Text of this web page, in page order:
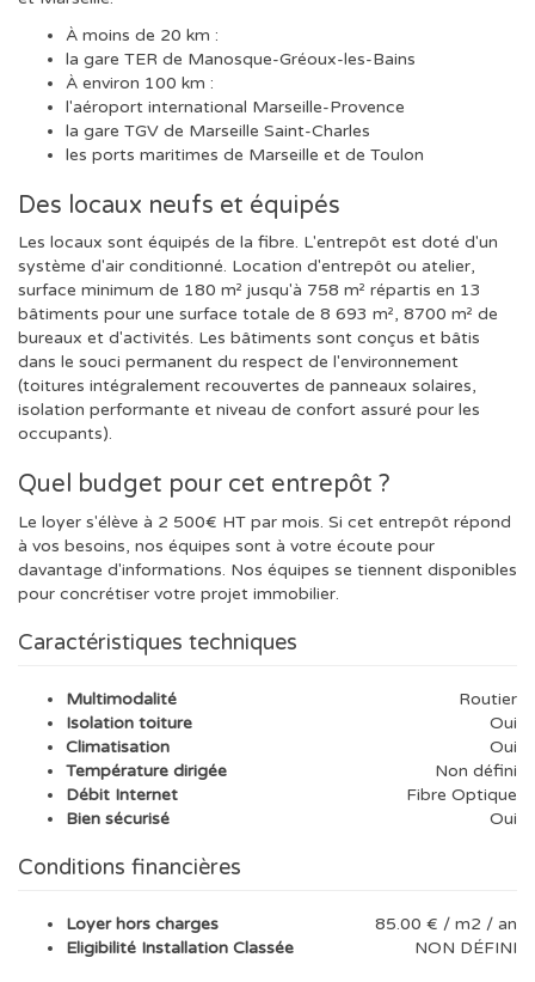
À moins de 20 km :
la gare TER de Manosque-Gréoux-les-Bains
À environ 100 km :
l'aéroport international Marseille-Provence
la gare TGV de Marseille Saint-Charles
les ports maritimes de Marseille et de Toulon
Des locaux neufs et équipés
Les locaux sont équipés de la fibre. L'entrepôt est doté d'un
système d'air conditionné. Location d'entrepôt ou atelier,
surface minimum de 180 m² jusqu'à 758 m² répartis en 13
bâtiments pour une surface totale de 8 693 m², 8700 m² de
bureaux et d'activités. Les bâtiments sont conçus et bâtis
dans le souci permanent du respect de l'environnement
(toitures intégralement recouvertes de panneaux solaires,
isolation performante et niveau de confort assuré pour les
occupants).
Quel budget pour cet entrepôt ?
Le loyer s'élève à 2 500€ HT par mois. Si cet entrepôt répond
à vos besoins, nos équipes sont à votre écoute pour
davantage d'informations. Nos équipes se tiennent disponibles
pour concrétiser votre projet immobilier.
Caractéristiques techniques
Multimodalité
Routier
Isolation toiture
Oui
Climatisation
Oui
Température dirigée
Non défini
Débit Internet
Fibre Optique
Bien sécurisé
Oui
Conditions financières
Loyer hors charges
85.00 € / m2 / an
Eligibilité Installation Classée
NON DÉFINI